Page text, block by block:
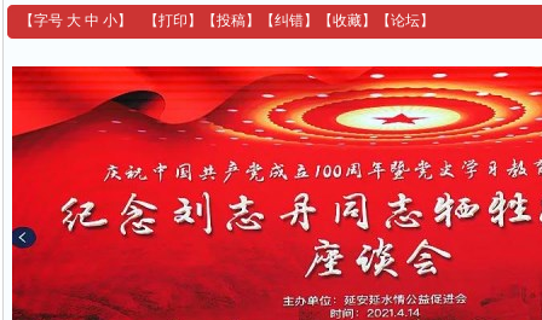
【字号 大 中 小】 【打印 】 【投稿】 【纠错】 【收藏】 【论坛】